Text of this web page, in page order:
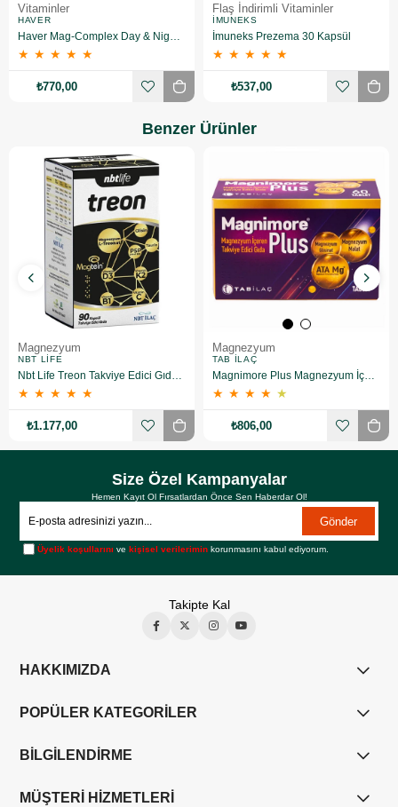
Vitaminler
HAVER
Haver Mag-Complex Day & Night 60 Tablet 2 Adet
★ ★ ★ ★ ★
₺770,00
Flaş İndirimli Vitaminler
İMUNEKS
İmuneks Prezema 30 Kapsül
★ ★ ★ ★ ★
₺537,00
Benzer Ürünler
Magnezyum
NBT LIFE
Nbt Life Treon Takviye Edici Gıda 90 Kapsül
★ ★ ★ ★ ★
₺1.177,00
Magnezyum
TAB İLAÇ
Magnimore Plus Magnezyum İçeren Takviye Edici Gıda 60 Kapsül
★ ★ ★ ★ ★
₺806,00
Size Özel Kampanyalar
Hemen Kayıt Ol Fırsatlardan Önce Sen Haberdar Ol!
Gönder
Üyelik koşullarını vekişisel verilerimin korunmasını kabul ediyorum.
Takipte Kal
HAKKIMIZDA
POPÜLER KATEGORİLER
BİLGİLENDİRME
MÜŞTERİ HİZMETLERİ